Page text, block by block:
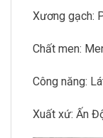
Xương gạch:
Chất men:
Công năng:
Xuất xứ: Ấn